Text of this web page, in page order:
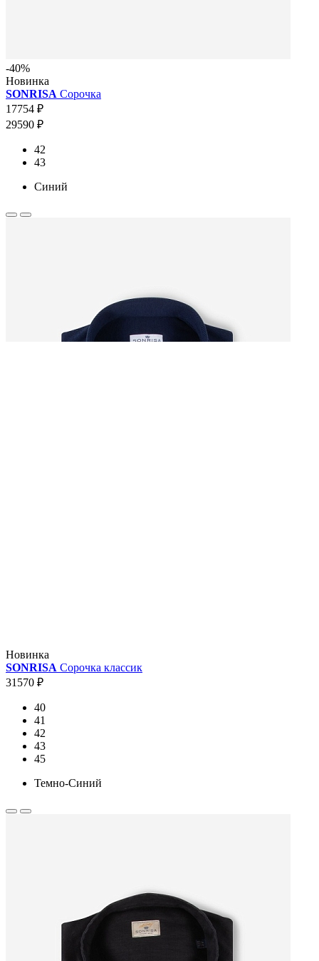
-40%
Новинка
SONRISA Сорочка
17754 ₽
29590 ₽
42
43
Синий
Новинка
SONRISA Сорочка классик
31570 ₽
40
41
42
43
45
Темно-Синий